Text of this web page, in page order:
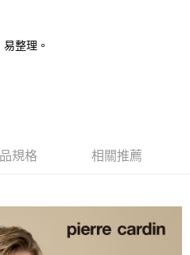
)免運費
整理。
規格 相關推薦